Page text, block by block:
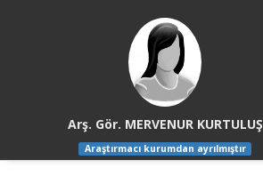
Arş. Gör. MERVENUR KURTULUŞ
Araştırmacı kurumdan ayrılmıştır